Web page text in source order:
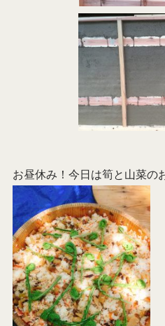
お昼休み！今日は筍と山菜の